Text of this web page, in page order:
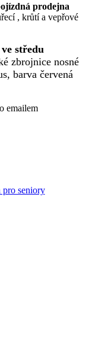
prodejna
, krůtí a vepřové
ve středu
zbrojnice nosné
barva červená
emailem
pro seniory